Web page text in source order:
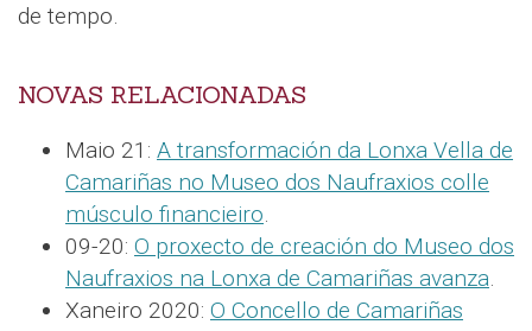
de tempo.
NOVAS RELACIONADAS
Maio 21: A transformación da Lonxa Vella de
Camariñas no Museo dos Naufraxios colle
músculo financieiro.
09-20: O proxecto de creación do Museo dos
Naufraxios na Lonxa de Camariñas avanza.
Xaneiro 2020: O Concello de Camariñas